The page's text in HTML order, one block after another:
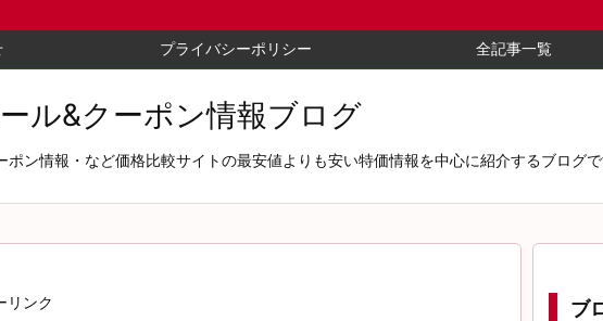
プライバシーポリシー 全記事一覧
ル&クーポン情報ブログ
ン情報・など価格比較サイトの最安値よりも安い特価情報を中心に紹介するブログで
リンク ブ